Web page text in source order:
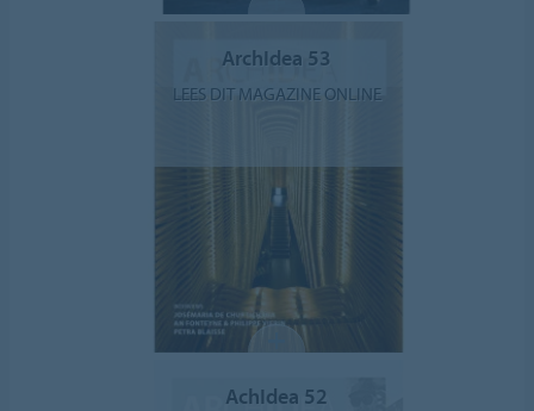
ArchIdea 53
LEES DIT MAGAZINE ONLINE
AchIdea 52